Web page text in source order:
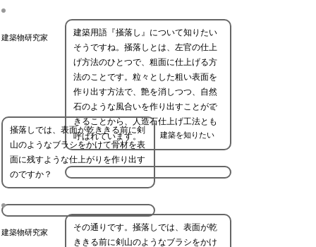
建築物研究家
建築用語『掻落し』について知りたい
そうですね。掻落しとは、左官の仕上
げ方法のひとつで、粗面に仕上げる方
法のことです。粒々とした粗い表面を
作り出す方法で、艶を消しつつ、自然
石のような風合いを作り出すことがで
きることから、人造石仕上げ工法とも
呼ばれています。
建築を知りたい
掻落しでは、表面が乾ききる前に剣
山のようなブラシをかけて骨材を表
面に残すような仕上がりを作り出す
のですか？
建築物研究家
その通りです。掻落しでは、表面が乾
ききる前に剣山のようなブラシをかけ